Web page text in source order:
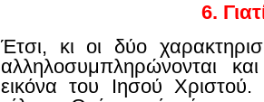
6.
Έτσι, κι οι δύο
αλληλοσυμπληρώνονται
εικόνα του Ιησού